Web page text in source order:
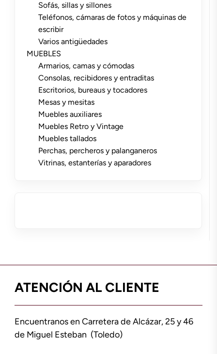
Sofás, sillas y sillones
Teléfonos, cámaras de fotos y máquinas de
escribir
Varios antigüedades
MUEBLES
Armarios, camas y cómodas
Consolas, recibidores y entraditas
Escritorios, bureaus y tocadores
Mesas y mesitas
Muebles auxiliares
Muebles Retro y Vintage
Muebles tallados
Perchas, percheros y palanganeros
Vitrinas, estanterías y aparadores
ATENCIÓN AL CLIENTE
Encuentranos en Carretera de Alcázar, 25 y 46
de Miguel Esteban (Toledo)